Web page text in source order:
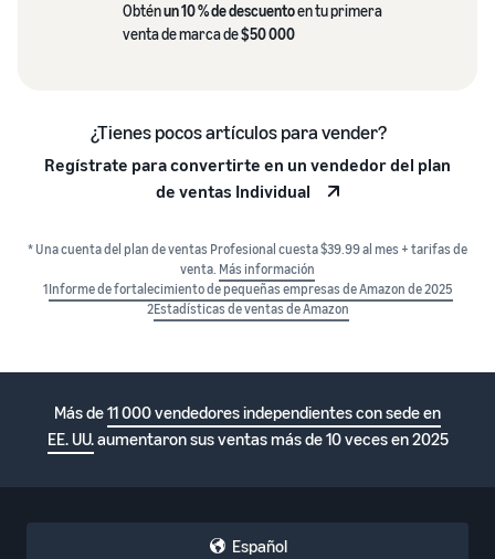
Obténun 10 % de descuentoen tu primera
venta de marca de$50 000
¿Tienes pocos artículos para vender?
Regístrate para convertirte en un vendedor del plan
de ventas Individual
* Una cuenta del plan de ventas Profesional cuesta $39.99 al mes + tarifas de
venta. Más información
1Informe de fortalecimiento de pequeñas empresas de Amazon de 2025
2Estadísticas de ventas de Amazon
Más de11 000 vendedores independientes con sede en
EE. UU.aumentaron sus ventas más de 10 veces en 2025
Español